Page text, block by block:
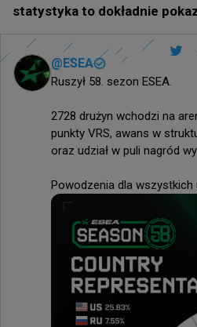
statystyka to dokładnie
@ESEA
Ruszył 58. sezon ESEA.
2728 drużyn wchodzi na
punkty VRS, awans w
oraz udział w puli nagród
Powodzenia dla wszystkich